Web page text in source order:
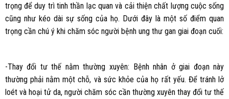
trọng để duy trì tinh thần lạc quan và cải thiện chất lượng cuộc sống
cũng như kéo dài sự sống của họ. Dưới đây là một số điểm quan
trọng cần chú ý khi chăm sóc người bệnh ung thư gan giai đoạn cuối:
-Thay đổi tư thế nằm thường xuyên: Bệnh nhân ở giai đoạn này
thường phải nằm một chỗ, và sức khỏe của họ rất yếu. Để tránh lở
loét và hoại tử da, người chăm sóc cần thường xuyên thay đổi tư thế